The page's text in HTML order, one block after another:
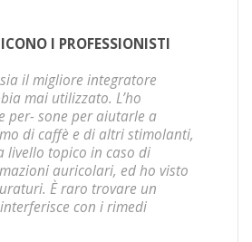
I PROFESSIONISTI
sia il migliore integratore
mai utilizzato. L’ho
per- sone per aiutarle a
di caffè e di altri stimolanti,
livello topico in caso di
auricolari, ed ho visto
È raro trovare un
con i rimedi